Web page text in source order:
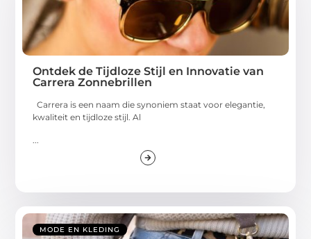
Ontdek de Tijdloze Stijl en Innovatie van
Carrera Zonnebrillen
Carrera is een naam die synoniem staat voor elegantie,
kwaliteit en tijdloze stijl. Al
MODE EN KLEDING